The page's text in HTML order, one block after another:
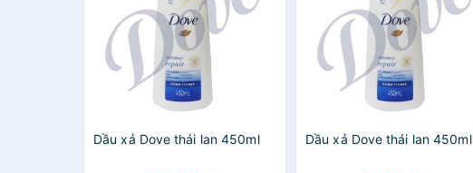
Dầu xả Dove thái lan 450ml Dầu xả Dove thái lan 450ml